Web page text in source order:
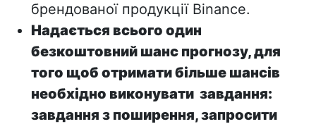
брендованої продукції Binance.
Надається всього один
безкоштовний шанс прогнозу, для
того щоб отримати більше шансів
необхідно виконувати завдання:
завдання з поширення, запросити